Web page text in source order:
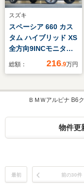
スズキ
スペーシア 660 カス
タム ハイブリッド XS
全方向9INCモニタ付
メモリナビフルセグ
ト DSBS2 両側パ
ワースライドドア
ルチユースフラップ
総額： 216.9万円
ＢＭＷアルピナ B6
物件更
最初 前の30件